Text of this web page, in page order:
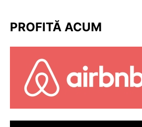
PROFITĂ ACUM